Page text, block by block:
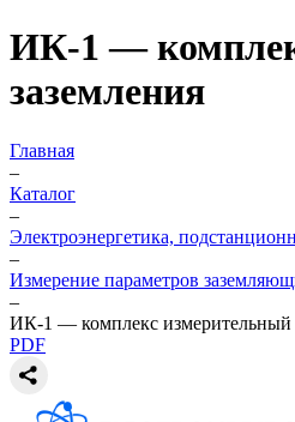
ИК-1 —
заземления
Главная
–
Каталог
–
Электроэнергетика,
–
Измерение параметров
–
ИК-1 — комплекс измерительный
PDF